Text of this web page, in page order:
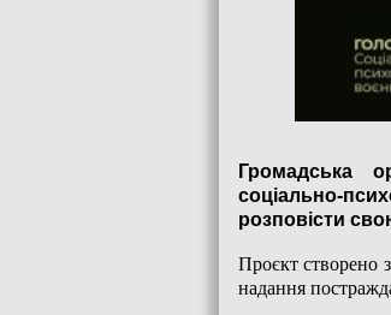
Громадська
соціально-
розповісти
Проєкт створено
надання